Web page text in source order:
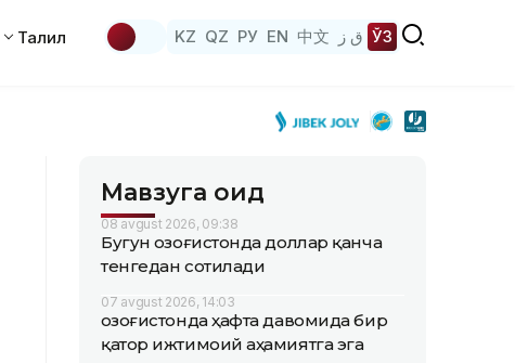
Таҳлил KZ QZ РУ EN 中文 ق ز ЎЗ
Мавзуга оид
08 avgust 2026, 09:38
Бугун Қозоғистонда доллар қанча
тенгедан сотилади
07 avgust 2026, 14:03
Қозоғистонда ҳафта давомида бир
қатор ижтимоий аҳамиятга эга